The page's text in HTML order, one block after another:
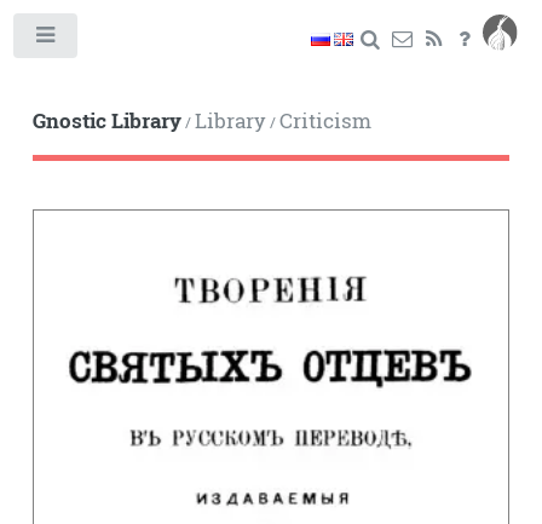
Gnostic Library/Library/Criticism